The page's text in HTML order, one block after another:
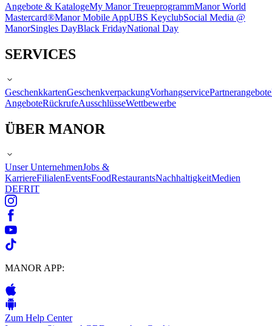
Angebote & KatalogeMy Manor TreueprogrammManor World
Mastercard®Manor Mobile AppUBS KeyclubSocial Media @
ManorSingles DayBlack FridayNational Day
SERVICES
GeschenkkartenGeschenkverpackungVorhangservicePartnerangebote
AngeboteRückrufeAusschlüsseWettbewerbe
ÜBER MANOR
Unser UnternehmenJobs &
KarriereFilialenEventsFoodRestaurantsNachhaltigkeitMedien
DEFRIT
MANOR APP:
Zum Help Center